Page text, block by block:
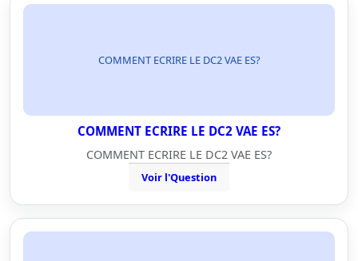
COMMENT ECRIRE LE DC2 VAE ES?
COMMENT ECRIRE LE DC2 VAE ES?
COMMENT ECRIRE LE DC2 VAE ES?
Voir l'Question